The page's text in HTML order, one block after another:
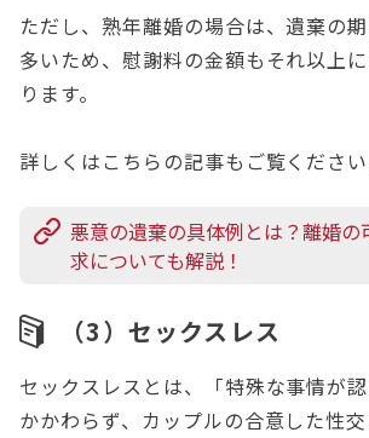
ただし、熟年離婚の場合は、遺棄の
多いため、慰謝料の金額もそれ以上
ります。
詳しくはこちらの記事もご覧ください
悪意の遺棄の具体例とは？離婚の
求についても解説！
（3）セックスレス
セックスレスとは、「特殊な事情が
かかわらず、カップルの合意した性